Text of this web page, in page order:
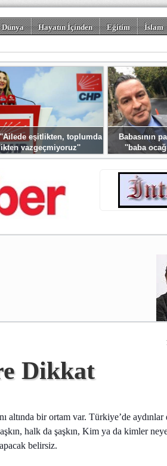
Dünya Hayatın İçinden Eğitim İslam
''Ailede eşitlikten, toplumda
vazgeçmiyoruz''
Babasının
''baba
Dikkat
altında bir ortam var. Türkiye’de aydınlar
halk da şaşkın, Kim ya da kimler
belirsiz.